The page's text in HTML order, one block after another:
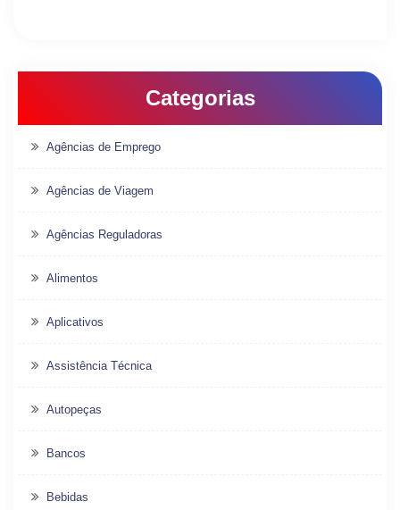
Categorias
Agências de Emprego
Agências de Viagem
Agências Reguladoras
Alimentos
Aplicativos
Assistência Técnica
Autopeças
Bancos
Bebidas